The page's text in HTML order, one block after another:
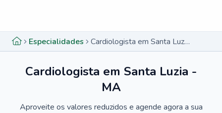
Especialidades Cardiologista em Santa Luzia - MA
Cardiologista em Santa Luzia -
MA
Aproveite os valores reduzidos e agende agora a sua